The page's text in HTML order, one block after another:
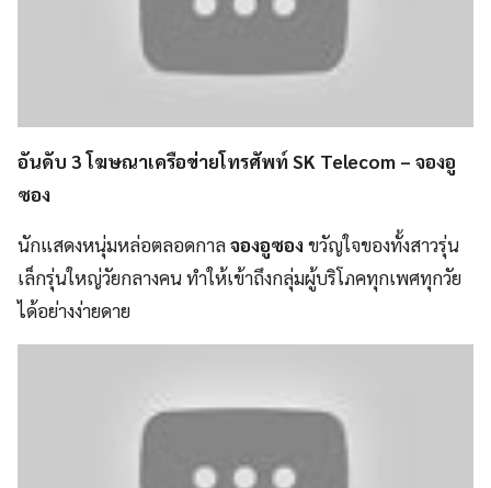
อันดับ 3 โฆษณาเครือข่ายโทรศัพท์ SK Telecom – จองอู
ซอง
นักแสดงหนุ่มหล่อตลอดกาลจองอูซองขวัญใจของทั้งสาวรุ่น
เล็กรุ่นใหญ่วัยกลางคน ทำให้เข้าถึงกลุ่มผู้บริโภคทุกเพศทุกวัย
ได้อย่างง่ายดาย